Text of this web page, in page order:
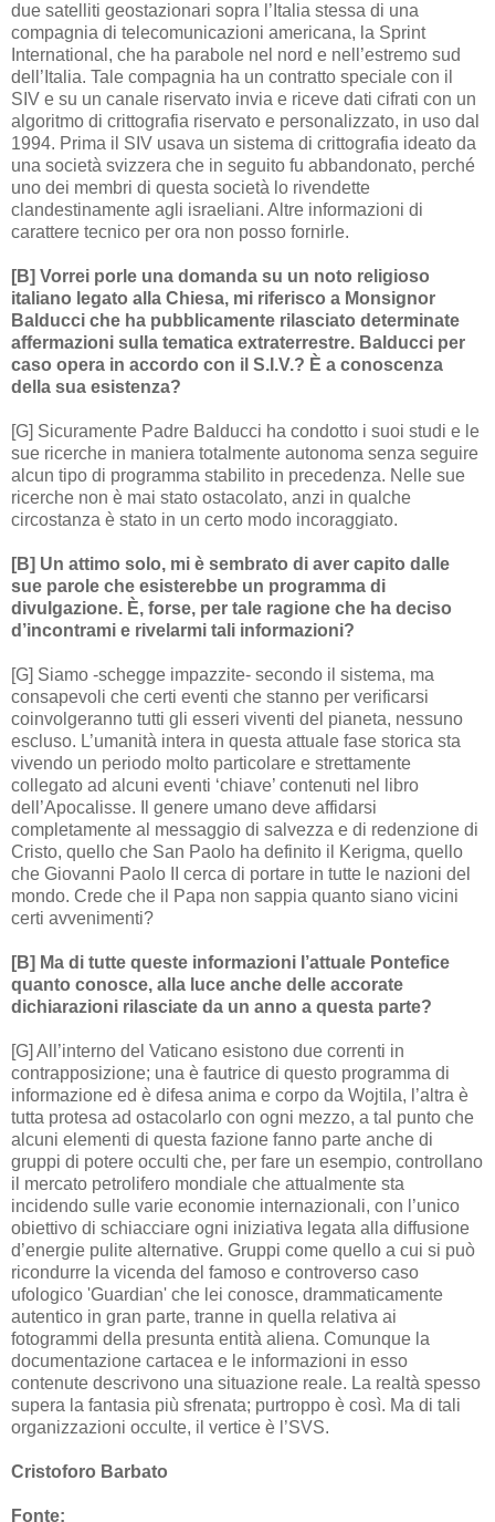
due satelliti geostazionari sopra l’Italia stessa di una
compagnia di telecomunicazioni americana, la Sprint
International, che ha parabole nel nord e nell’estremo sud
dell’Italia. Tale compagnia ha un contratto speciale con il
SIV e su un canale riservato invia e riceve dati cifrati con un
algoritmo di crittografia riservato e personalizzato, in uso dal
1994. Prima il SIV usava un sistema di crittografia ideato da
una società svizzera che in seguito fu abbandonato, perché
uno dei membri di questa società lo rivendette
clandestinamente agli israeliani. Altre informazioni di
carattere tecnico per ora non posso fornirle.
[B] Vorrei porle una domanda su un noto religioso
italiano legato alla Chiesa, mi riferisco a Monsignor
Balducci che ha pubblicamente rilasciato determinate
affermazioni sulla tematica extraterrestre. Balducci per
caso opera in accordo con il S.I.V.? È a conoscenza
della sua esistenza?
[G] Sicuramente Padre Balducci ha condotto i suoi studi e le
sue ricerche in maniera totalmente autonoma senza seguire
alcun tipo di programma stabilito in precedenza. Nelle sue
ricerche non è mai stato ostacolato, anzi in qualche
circostanza è stato in un certo modo incoraggiato.
[B] Un attimo solo, mi è sembrato di aver capito dalle
sue parole che esisterebbe un programma di
divulgazione. È, forse, per tale ragione che ha deciso
d’incontrami e rivelarmi tali informazioni?
[G] Siamo -schegge impazzite- secondo il sistema, ma
consapevoli che certi eventi che stanno per verificarsi
coinvolgeranno tutti gli esseri viventi del pianeta, nessuno
escluso. L’umanità intera in questa attuale fase storica sta
vivendo un periodo molto particolare e strettamente
collegato ad alcuni eventi ‘chiave’ contenuti nel libro
dell’Apocalisse. Il genere umano deve affidarsi
completamente al messaggio di salvezza e di redenzione di
Cristo, quello che San Paolo ha definito il Kerigma, quello
che Giovanni Paolo II cerca di portare in tutte le nazioni del
mondo. Crede che il Papa non sappia quanto siano vicini
certi avvenimenti?
[B] Ma di tutte queste informazioni l’attuale Pontefice
quanto conosce, alla luce anche delle accorate
dichiarazioni rilasciate da un anno a questa parte?
[G] All’interno del Vaticano esistono due correnti in
contrapposizione; una è fautrice di questo programma di
informazione ed è difesa anima e corpo da Wojtila, l’altra è
tutta protesa ad ostacolarlo con ogni mezzo, a tal punto che
alcuni elementi di questa fazione fanno parte anche di
gruppi di potere occulti che, per fare un esempio, controllano
il mercato petrolifero mondiale che attualmente sta
incidendo sulle varie economie internazionali, con l’unico
obiettivo di schiacciare ogni iniziativa legata alla diffusione
d’energie pulite alternative. Gruppi come quello a cui si può
ricondurre la vicenda del famoso e controverso caso
ufologico 'Guardian' che lei conosce, drammaticamente
autentico in gran parte, tranne in quella relativa ai
fotogrammi della presunta entità aliena. Comunque la
documentazione cartacea e le informazioni in esso
contenute descrivono una situazione reale. La realtà spesso
supera la fantasia più sfrenata; purtroppo è così. Ma di tali
organizzazioni occulte, il vertice è l’SVS.
Cristoforo Barbato
Fonte: